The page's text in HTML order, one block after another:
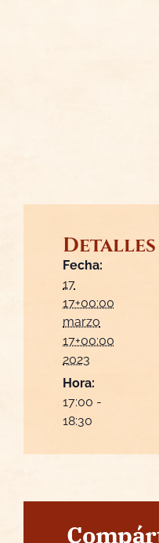
Detalles
Fecha:
17
17+00:00
marzo
17+00:00
2023
Hora:
17:00 -
18:30